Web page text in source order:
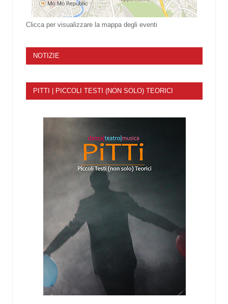
Clicca per visualizzare la mappa degli eventi
NOTIZIE
PITTI | PICCOLI TESTI (NON SOLO) TEORICI